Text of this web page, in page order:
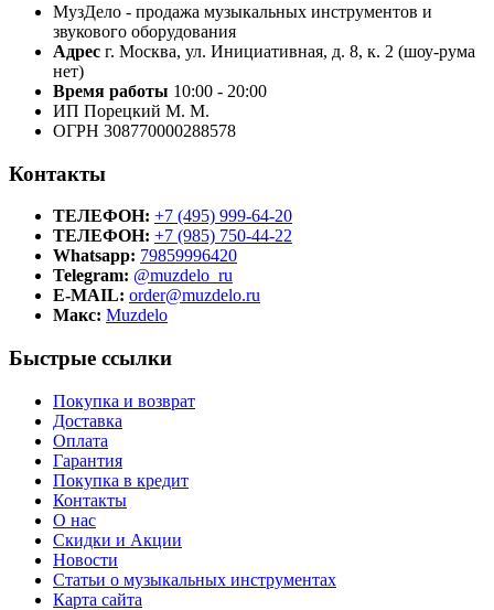
МузДело - продажа музыкальных инструментов и
звукового оборудования
Адрес г. Москва, ул. Инициативная, д. 8, к. 2 (шоу-рума
нет)
Время работы 10:00 - 20:00
ИП Порецкий М. М.
ОГРН 308770000288578
Контакты
ТЕЛЕФОН: +7 (495) 999-64-20
ТЕЛЕФОН: +7 (985) 750-44-22
Whatsapp: 79859996420
Telegram: @muzdelo_ru
E-MAIL: order@muzdelo.ru
Макс: Muzdelo
Быстрые ссылки
Покупка и возврат
Доставка
Оплата
Гарантия
Покупка в кредит
Контакты
О нас
Скидки и Акции
Новости
Статьи о музыкальных инструментах
Карта сайта